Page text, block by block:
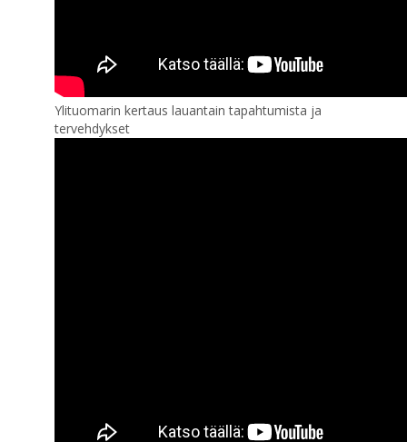
Ylituomarin kertaus lauantain tapahtumista ja
tervehdykset